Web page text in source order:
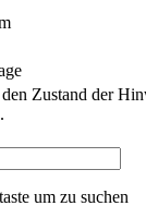
Zustand der
um zu suchen